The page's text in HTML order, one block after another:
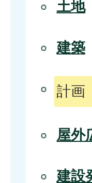
土地
建築
計画
屋外
建設